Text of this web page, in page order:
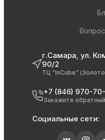
г.Самара, ул.
90/2
ТЦ “InCube”
+7 (846) 970-
Закажите
Социальные сети: